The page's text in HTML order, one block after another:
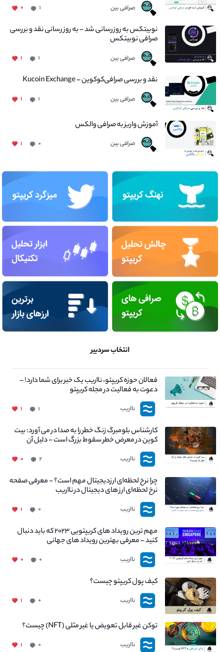
صرافی بین ۱ ۰
نوبیتکس به روزرسانی شد – به روز رسانی نقد و بررسی
صرافی نوبیتکس
صرافی بین ۱ ۱
نقد و بررسی صرافی‌کوکوین – Kucoin Exchange
صرافی بین ۱ ۱
آموزش واریز به صرافی والکس
صرافی بین ۰ ۱
انتخاب سردبیر
فعالان حوزه کریپتو، نااریب یک خبر برای شما دارد! –
دعوت به فعالیت در مجله کریپتو
نااریب ۱ ۱
کارشناس بلومبرگ زنگ خطر را به صدا در می آورد: بیت
کوین در معرض خطر سقوط بزرگ است - دلیل آن
چیست؟
نااریب ۲ ۰
چرا نرخ لحظه‌ای ارزدیجیتال مهم است؟ - معرفی صفحه
نرخ لحظه‌ای ارز های دیجیتال در نااریب
نااریب ۰ ۱
مهم ترین رویداد های کریپتویی ۲۰۲۳ که باید دنبال
کنید – معرفی بهترین رویداد های جهانی
نااریب ۰ ۰
کیف پول کریپتو چیست؟
نااریب ۰ ۱
توکن غیر قابل تعویض یا غیر مثلی (NFT) چیست؟
نااریب ۰ ۱